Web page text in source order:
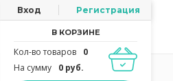
Вход Регистрация
В КОРЗИНЕ
Кол-во товаров
0
На сумму
0 руб.